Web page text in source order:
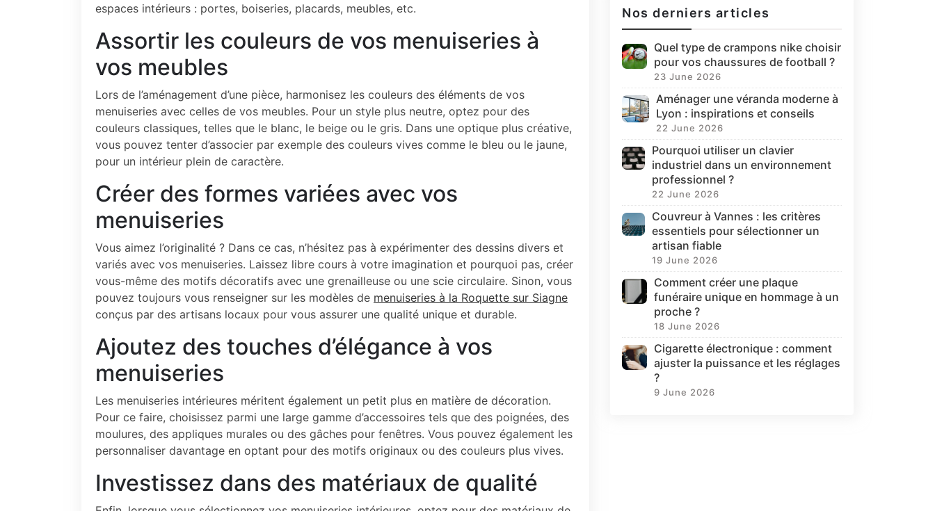
espaces intérieurs : portes, boiseries, placards, meubles, etc.
Assortir les couleurs de vos menuiseries à
vos meubles
Lors de l’aménagement d’une pièce, harmonisez les couleurs des éléments de vos
menuiseries avec celles de vos meubles. Pour un style plus neutre, optez pour des
couleurs classiques, telles que le blanc, le beige ou le gris. Dans une optique plus créative,
vous pouvez tenter d’associer par exemple des couleurs vives comme le bleu ou le jaune,
pour un intérieur plein de caractère.
Créer des formes variées avec vos
menuiseries
Vous aimez l’originalité ? Dans ce cas, n’hésitez pas à expérimenter des dessins divers et
variés avec vos menuiseries. Laissez libre cours à votre imagination et pourquoi pas, créer
vous-même des motifs décoratifs avec une grenailleuse ou une scie circulaire. Sinon, vous
pouvez toujours vous renseigner sur les modèles de menuiseries à la Roquette sur Siagne
conçus par des artisans locaux pour vous assurer une qualité unique et durable.
Ajoutez des touches d’élégance à vos
menuiseries
Les menuiseries intérieures méritent également un petit plus en matière de décoration.
Pour ce faire, choisissez parmi une large gamme d’accessoires tels que des poignées, des
moulures, des appliques murales ou des gâches pour fenêtres. Vous pouvez également les
personnaliser davantage en optant pour des motifs originaux ou des couleurs plus vives.
Investissez dans des matériaux de qualité
Nos derniers articles
Quel type de crampons nike choisir
pour vos chaussures de football ?
23 June 2026
Aménager une véranda moderne à
Lyon : inspirations et conseils
22 June 2026
Pourquoi utiliser un clavier
industriel dans un environnement
professionnel ?
22 June 2026
Couvreur à Vannes : les critères
essentiels pour sélectionner un
artisan fiable
19 June 2026
Comment créer une plaque
funéraire unique en hommage à un
proche ?
18 June 2026
Cigarette électronique : comment
ajuster la puissance et les réglages
?
9 June 2026